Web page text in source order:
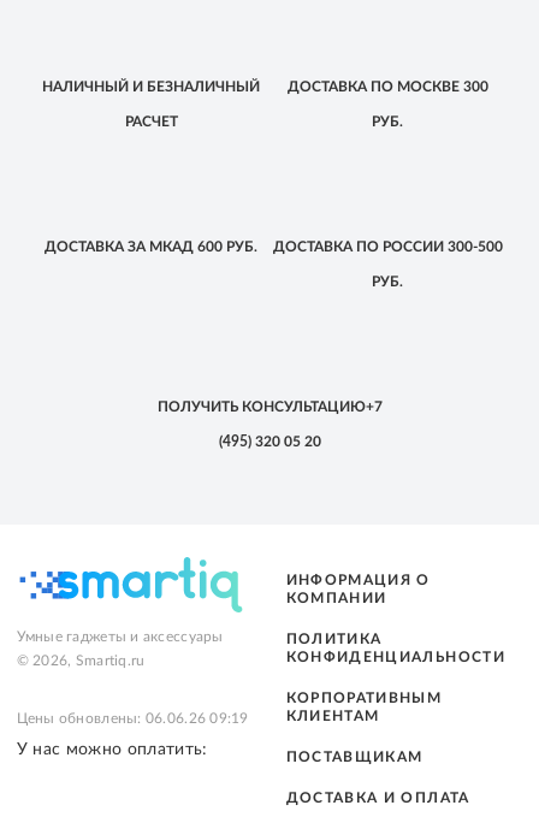
НАЛИЧНЫЙ И БЕЗНАЛИЧНЫЙ
РАСЧЕТ
ДОСТАВКАПО МОСКВЕ300
РУБ.
ДОСТАВКА ЗА МКАД 600 РУБ. ДОСТАВКАПО РОССИИ 300-500
РУБ.
ПОЛУЧИТЬ КОНСУЛЬТАЦИЮ+7
(495)320 05 20
Умные гаджеты и аксессуары
© 2026, Smartiq.ru
Цены обновлены: 06.06.26 09:19
У нас можно оплатить:
ИНФОРМАЦИЯ О
КОМПАНИИ
ПОЛИТИКА
КОНФИДЕНЦИАЛЬНОСТИ
КОРПОРАТИВНЫМ
КЛИЕНТАМ
ПОСТАВЩИКАМ
ДОСТАВКА И ОПЛАТА